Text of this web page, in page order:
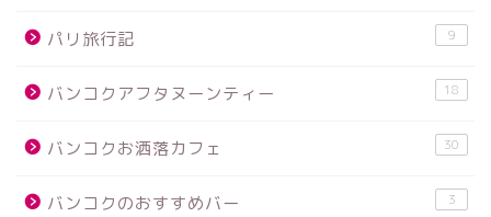
パリ旅行記 9
バンコクアフタヌーンティー 18
バンコクお洒落カフェ 30
バンコクのおすすめバー 3